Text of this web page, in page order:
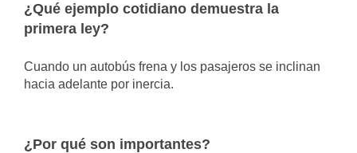
¿Qué ejemplo cotidiano demuestra la
primera ley?
Cuando un autobús frena y los pasajeros se inclinan
hacia adelante por inercia.
¿Por qué son importantes?